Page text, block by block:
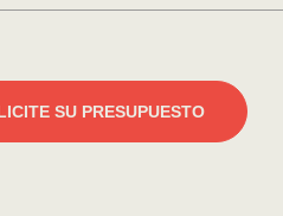
SU PRESUPUESTO
reservados.